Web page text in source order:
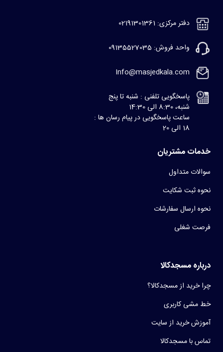
دفتر مرکزی: 02191301361
واحد فروش: 09135527035
Info@masjedkala.com
پاسخگویی تلفنی : شنبه تا پنج
شنبه، 8:30 الی 14:30
ساعت پاسخگویی در پیام رسان ها :
18 الی 20
خدمات مشتریان
سوالات متداول
نحوه ثبت شکایت
نحوه ارسال سفارشات
فرصت شغلی
درباره مسجدکالا
چرا خرید از مسجدکالا؟
خط مشی کاربری
آموزش خرید از سایت
تماس با مسجدکالا